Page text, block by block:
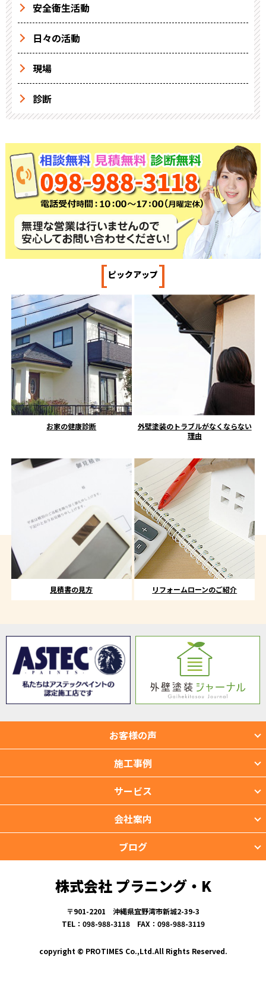
安全衛生活動
日々の活動
現場
診断
[ピックアップ]
お家の健康診断
外壁塗装のトラブルがなくならない
理由
見積書の見方 リフォームローンのご紹介
お客様の声
施工事例
サービス
会社案内
ブログ
株式会社 プラニング・K
〒901-2201 沖縄県宜野湾市新城2-39-3
TEL：098-988-3118 FAX：098-988-3119
copyright © PROTIMES Co.,Ltd.All Rights Reserved.